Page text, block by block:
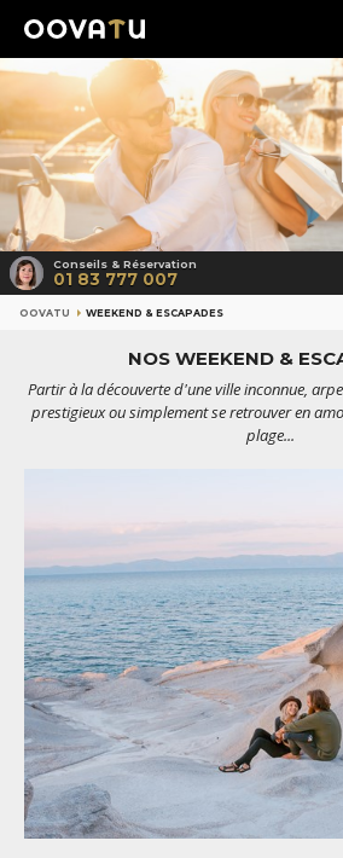
Conseils & Réservation
01 83 777 007
OOVATU WEEKEND & ESCAPADES
NOS WEEKEND &
Partir à la découverte d'une ville inconnue,
prestigieux ou simplement se retrouver en
plage...